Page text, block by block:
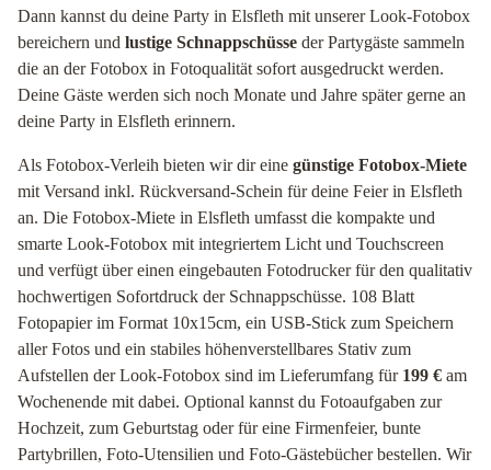
Dann kannst du deine Party in Elsfleth mit unserer Look-Fotobox
bereichern und lustige Schnappschüsse der Partygäste sammeln
die an der Fotobox in Fotoqualität sofort ausgedruckt werden.
Deine Gäste werden sich noch Monate und Jahre später gerne an
deine Party in Elsfleth erinnern.
Als Fotobox-Verleih bieten wir dir eine günstige Fotobox-Miete
mit Versand inkl. Rückversand-Schein für deine Feier in Elsfleth
an. Die Fotobox-Miete in Elsfleth umfasst die kompakte und
smarte Look-Fotobox mit integriertem Licht und Touchscreen
und verfügt über einen eingebauten Fotodrucker für den qualitativ
hochwertigen Sofortdruck der Schnappschüsse. 108 Blatt
Fotopapier im Format 10x15cm, ein USB-Stick zum Speichern
aller Fotos und ein stabiles höhenverstellbares Stativ zum
Aufstellen der Look-Fotobox sind im Lieferumfang für 199 € am
Wochenende mit dabei. Optional kannst du Fotoaufgaben zur
Hochzeit, zum Geburtstag oder für eine Firmenfeier, bunte
Partybrillen, Foto-Utensilien und Foto-Gästebücher bestellen. Wir